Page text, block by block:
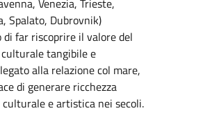
Venezia, Trieste,
Spalato, Dubrovnik)
di far riscoprire il valore del
tangibile e
alla relazione col mare,
di generare ricchezza
culturale e artistica nei secoli.